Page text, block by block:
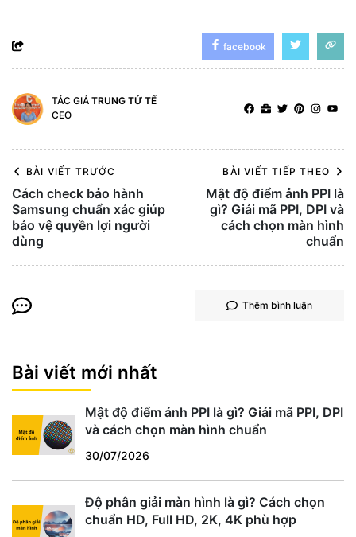
facebook
TÁC GIẢ TRUNG TỬ TẾ
CEO
BÀI VIẾT TRƯỚC
Cách check bảo hành
Samsung chuẩn xác giúp
bảo vệ quyền lợi người
dùng
BÀI VIẾT TIẾP THEO
Mật độ điểm ảnh PPI là
gì? Giải mã PPI, DPI và
cách chọn màn hình
chuẩn
Thêm bình luận
Bài viết mới nhất
Mật độ điểm ảnh PPI là gì? Giải mã PPI, DPI
và cách chọn màn hình chuẩn
30/07/2026
Độ phân giải màn hình là gì? Cách chọn
chuẩn HD, Full HD, 2K, 4K phù hợp